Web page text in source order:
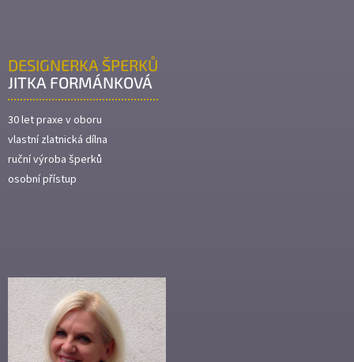
DESIGNERKA ŠPERKŮ
JITKA FORMÁNKOVÁ
30 let praxe v oboru
vlastní zlatnická dílna
ruční výroba šperků
osobní přístup